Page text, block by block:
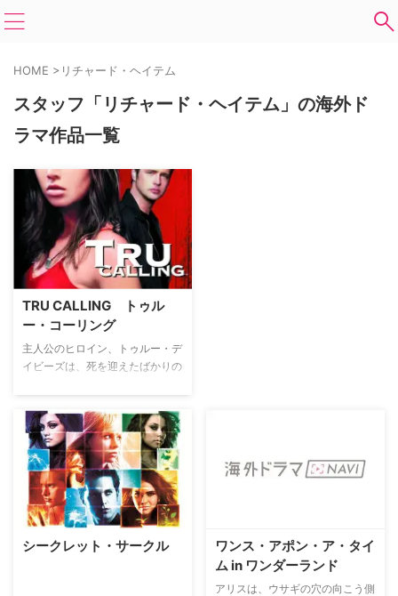
HOME > リチャード・ヘイテム
スタッフ「リチャード・ヘイテム」の海外ド
ラマ作品一覧
TRU CALLING トゥル
ー・コーリング
主人公のヒロイン、トゥルー・デ
イビーズは、死を迎えたばかりの
を迎えた者が、彼女に「助けて」
と救いを求めると、なんとその日
の朝に逆戻りするという時間逆行
現象が起こる。つまり、死ぬには
まだ早すぎる人たちの人生最後の
1日を、彼女だけが“再びやり直
す”ことができるのだ。その人た
ちが今日死んでしまうという事実
シークレット・サークル
ワンス・アポン・ア・タイ
ム in ワンダーランド
アリスは、ウサギの穴の向こう側